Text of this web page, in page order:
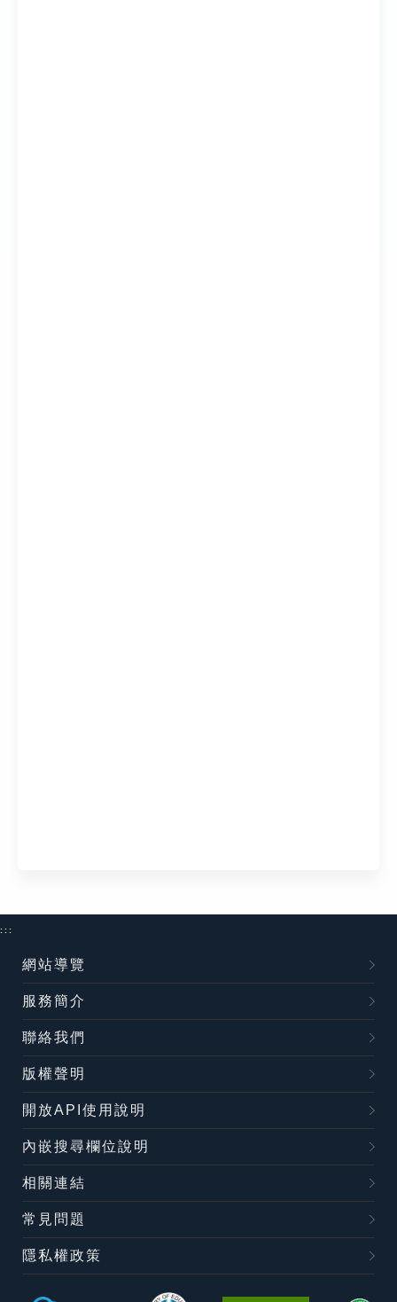
:::
網站導覽
服務簡介
聯絡我們
版權聲明
開放API使用說明
內嵌搜尋欄位說明
相關連結
常見問題
隱私權政策